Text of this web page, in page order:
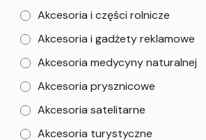
Akcesoria i części rolnicze
Akcesoria i gadżety reklamowe
Akcesoria medycyny naturalnej
Akcesoria prysznicowe
Akcesoria satelitarne
Akcesoria turystyczne